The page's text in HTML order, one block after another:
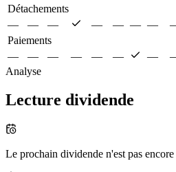
Détachements
—
— — — — — —
Paiements
—
— — — — — —
Analyse
Lecture dividende
Le prochain dividende n'est pas encore